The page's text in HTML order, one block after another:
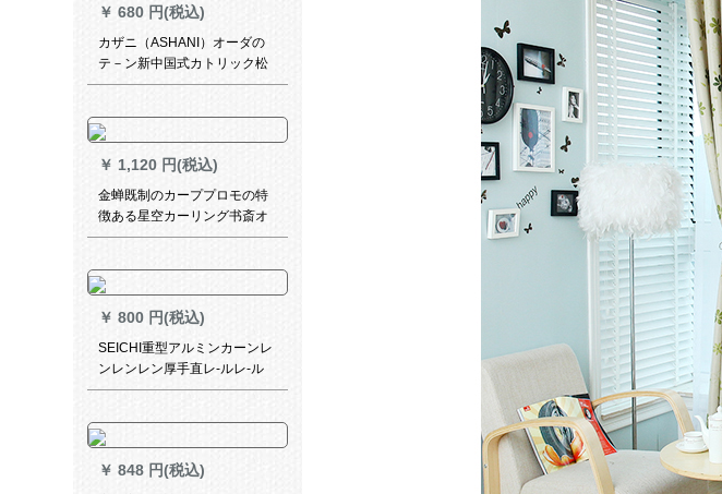
￥ 680 円(税込)
カザニ（ASHANI）オーダの
テ－ン新中国式カトリック松
鶴延年山水国画リビン寮遮光
レ－ト断熱S 0395-鴻運カスト
ン-フック1枚のメテルが必要
ですか？
￥ 1,120 円(税込)
金蝉既制のカーププロモの特
徴ある星空カーリング书斎オ
ーダの书斎オーカン书房オー
ンンの材料価格(无料フーク加
工)は何ですか？
￥ 800 円(税込)
SEICHI重型アルミンカーンレ
ンレンレン厚手直レ-ルレ-ル
レ-ルナノトラック·マルポ-ル
米价格
￥ 848 円(税込)